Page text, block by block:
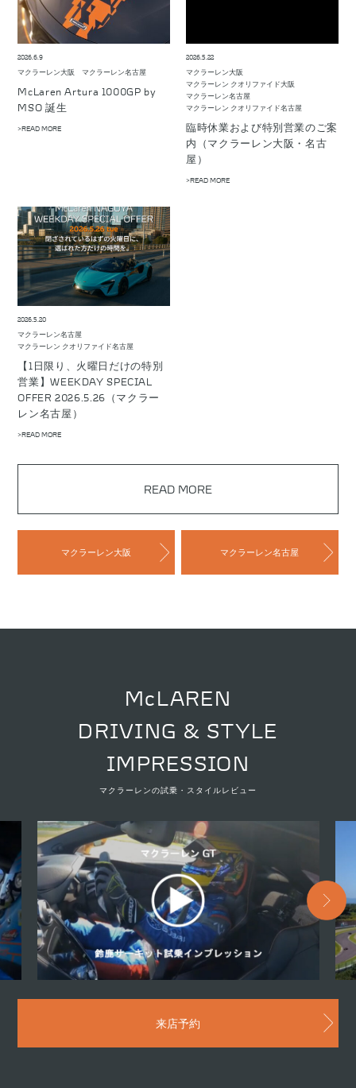
2026.6.9
マクラーレン大阪 マクラーレン名古屋
McLaren Artura 1000GP by
MSO 誕生
>READ MORE
2026.5.22
マクラーレン大阪
マクラーレン クオリファイド大阪
マクラーレン名古屋
マクラーレン クオリファイド名古屋
臨時休業および特別営業のご案
内（マクラーレン大阪・名古
屋）
>READ MORE
2026.5.20
マクラーレン名古屋
マクラーレン クオリファイド名古屋
【1日限り、火曜日だけの特別
営業】WEEKDAY SPECIAL
OFFER 2026.5.26（マクラー
レン名古屋）
>READ MORE
READ MORE
マクラーレン大阪 マクラーレン名古屋
McLAREN
DRIVING & STYLE
IMPRESSION
マクラーレンの試乗・スタイルレビュー
来店予約